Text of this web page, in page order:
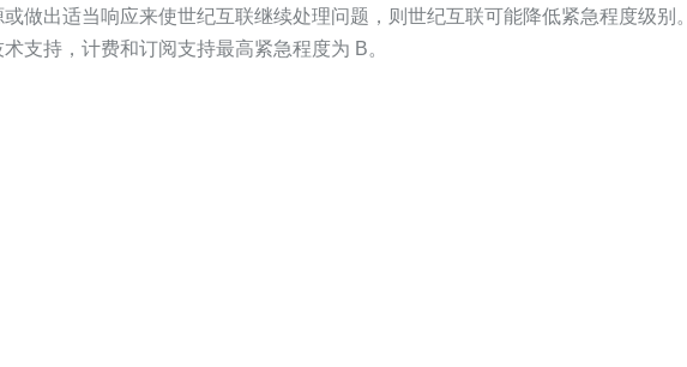
做出适当响应来使世纪互联继续处理问题，则世纪互联可能降低紧急程度级别。
支持，计费和订阅支持最高紧急程度为 B。